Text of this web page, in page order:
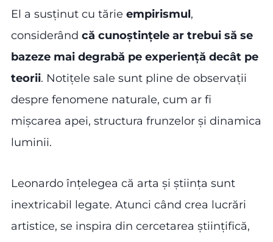
El a susținut cu tărie empirismul,
considerând că cunoștințele ar trebui să se
bazeze mai degrabă pe experiență decât pe
teorii. Notițele sale sunt pline de observații
despre fenomene naturale, cum ar fi
mișcarea apei, structura frunzelor și dinamica
luminii.
Leonardo înțelegea că arta și știința sunt
inextricabil legate. Atunci când crea lucrări
artistice, se inspira din cercetarea științifică,